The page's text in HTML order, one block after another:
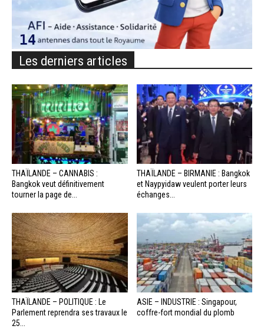
Les derniers articles
THAÏLANDE – CANNABIS :
Bangkok veut définitivement
tourner la page de...
THAÏLANDE – BIRMANIE : Bangkok
et Naypyidaw veulent porter leurs
échanges...
THAÏLANDE – POLITIQUE : Le
Parlement reprendra ses travaux le
25...
ASIE – INDUSTRIE : Singapour,
coffre-fort mondial du plomb